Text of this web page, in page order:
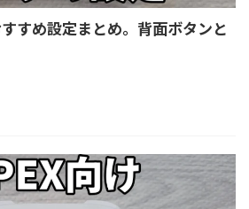
すめ設定まとめ。背面ボタンと